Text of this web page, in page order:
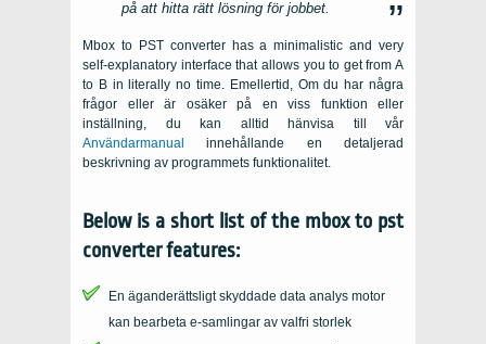
på att hitta rätt lösning för jobbet.
Mbox to PST converter has a minimalistic and very
self-explanatory interface that allows you to get from A
to B in literally no time. Emellertid, Om du har några
frågor eller är osäker på en viss funktion eller
inställning, du kan alltid hänvisa till vår
Användarmanual
innehållande en detaljerad
beskrivning av programmets funktionalitet.
Below is a short list of the mbox to pst
converter features:
En äganderättsligt skyddade data analys motor
kan bearbeta e-samlingar av valfri storlek